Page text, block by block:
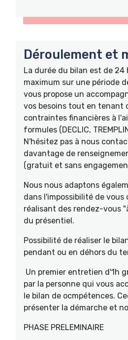
Déroulement et
La durée du bilan est de 24
maximum sur une période
vous propose un
vos besoins tout en tenant
contraintes financières à
formules (DECLIC,
N'hésitez pas à nous
davantage de
(gratuit et sans
Nous nous adaptons
dans l'impossibilité de vous
réalisant des rendez-vous
du présentiel.
Possibilité de réaliser le
pendant ou en déhors du
Un premier entretien d'1h
par la personne qui vous
le bilan de ocmpétences.
présenter la démarche et
PHASE PRELEMINAIRE